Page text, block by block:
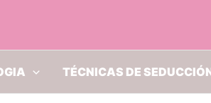
TÉCNICAS DE